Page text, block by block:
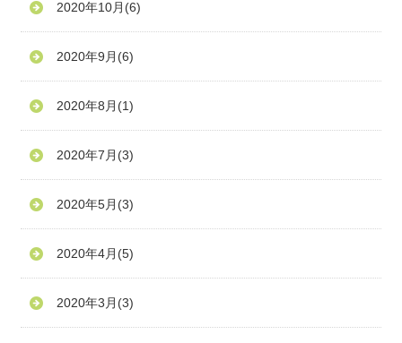
2020年10月 (6)
2020年9月 (6)
2020年8月 (1)
2020年7月 (3)
2020年5月 (3)
2020年4月 (5)
2020年3月 (3)